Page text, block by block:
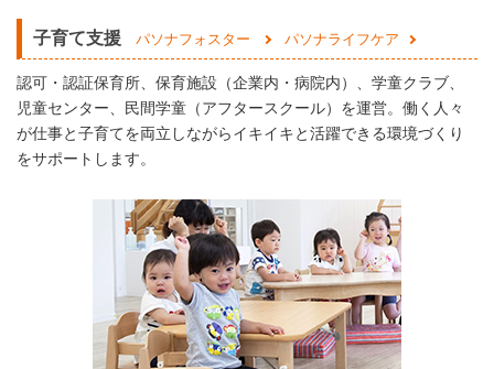
子育て支援 パソナフォスター パソナライフケア
認可・認証保育所、保育施設（企業内・病院内）、学童クラブ、
児童センター、民間学童（アフタースクール）を運営。働く人々
が仕事と子育てを両立しながらイキイキと活躍できる環境づくり
をサポートします。